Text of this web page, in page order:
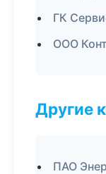
ГК
ООО
Другие
ПАО